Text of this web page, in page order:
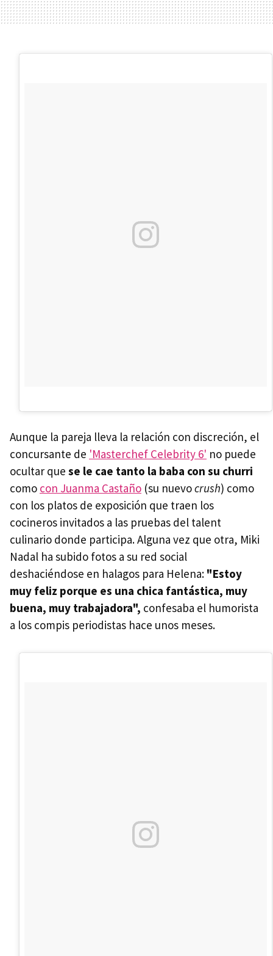
Aunque la pareja lleva la relación con discreción, el
concursante de 'Masterchef Celebrity 6' no puede
ocultar que se le cae tanto la baba con su churri
como con Juanma Castaño (su nuevocrush) como
con los platos de exposición que traen los
cocineros invitados a las pruebas del talent
culinario donde participa. Alguna vez que otra, Miki
Nadal ha subido fotos a su red social
deshaciéndose en halagos para Helena: "Estoy
muy feliz porque es una chica fantástica, muy
buena, muy trabajadora", confesaba el humorista
a los compis periodistas hace unos meses.